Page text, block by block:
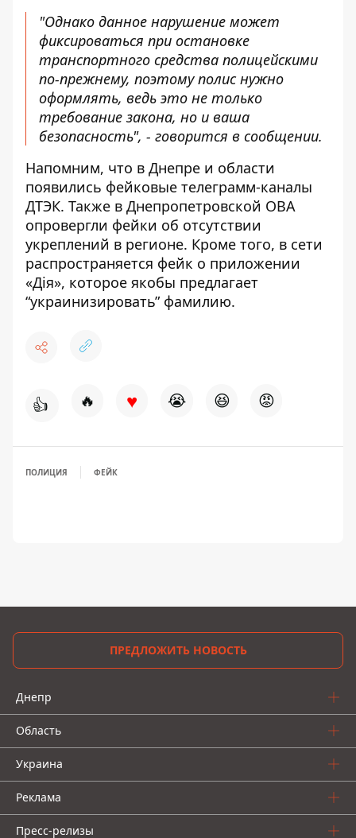
"Однако данное нарушение может
фиксироваться при остановке
транспортного средства полицейскими
по-прежнему, поэтому полис нужно
оформлять, ведь это не только
требование закона, но и ваша
безопасность", - говорится в сообщении.
Напомним, что в Днепре и области
появились фейковые телеграмм-каналы
ДТЭК. Также в Днепропетровской ОВА
опровергли фейки об отсутствии
укреплений в регионе. Кроме того, в сети
распространяется фейк о приложении
«Дія», которое якобы предлагает
“украинизировать” фамилию.
👍 🔥 ♥ 😭 😆 😡
ПОЛИЦИЯ ФЕЙК
ПРЕДЛОЖИТЬ НОВОСТЬ
Днепр
Область
Украина
Реклама
Пресс-релизы